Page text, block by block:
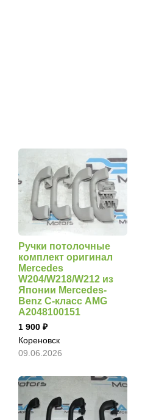
Ручки потолочные
комплект оригинал
Mercedes
W204/W218/W212 из
Японии Mercedes-
Benz C-класс AMG
A2048100151
1 900
Кореновск
09.06.2026